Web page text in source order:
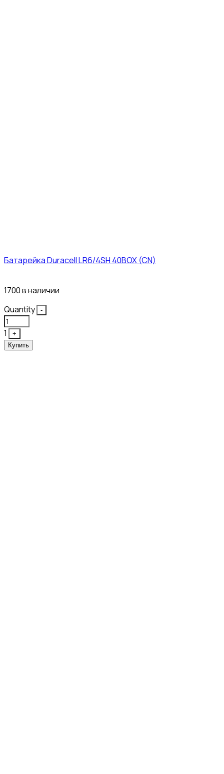
Батарейка Duracell LR6/4SH 40BOX (CN)
1700 в наличии
Quantity
-
1
+
Купить